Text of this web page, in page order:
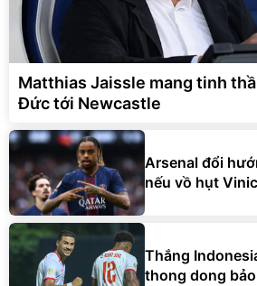
Matthias Jaissle mang tinh
Đức tới Newcastle
Arsenal đổi
nếu vồ hụt
Thắng
thong dong